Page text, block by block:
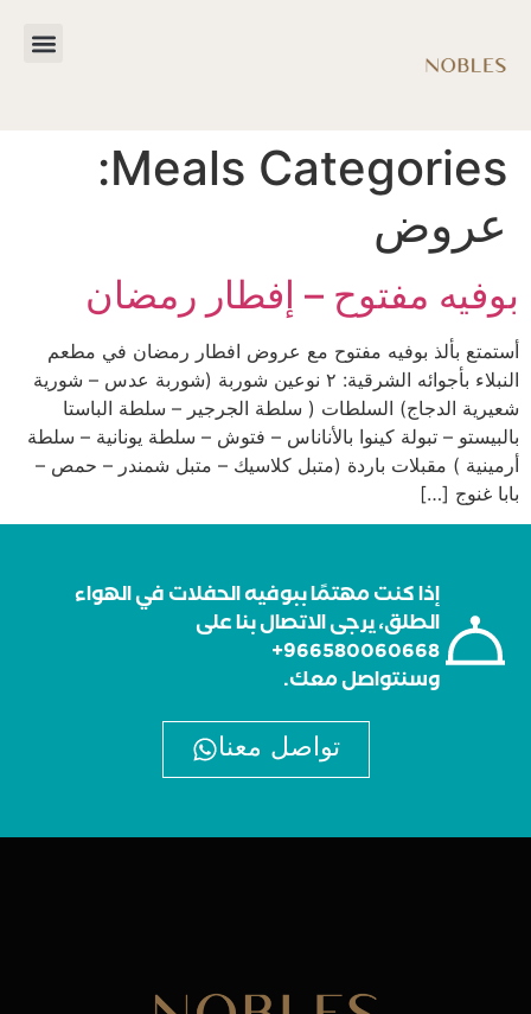
Meals Categories:
عروض
بوفيه مفتوح – إفطار رمضان
أستمتع بألذ بوفيه مفتوح مع عروض افطار رمضان في مطعم
النبلاء بأجوائه الشرقية: ٢ نوعين شوربة (شوربة عدس – شورية
شعيرية الدجاج) السلطات ( سلطة الجرجير – سلطة الباستا
بالبيستو – تبولة كينوا بالأناناس – فتوش – سلطة يونانية – سلطة
أرمينية ) مقبلات باردة (متبل كلاسيك – متبل شمندر – حمص –
بابا غنوج […]
إذا كنت مهتمًا ببوفيه الحفلات في الهواء
الطلق، يرجى الاتصال بنا على
966580060668+
وسنتواصل معك.
تواصل معنا